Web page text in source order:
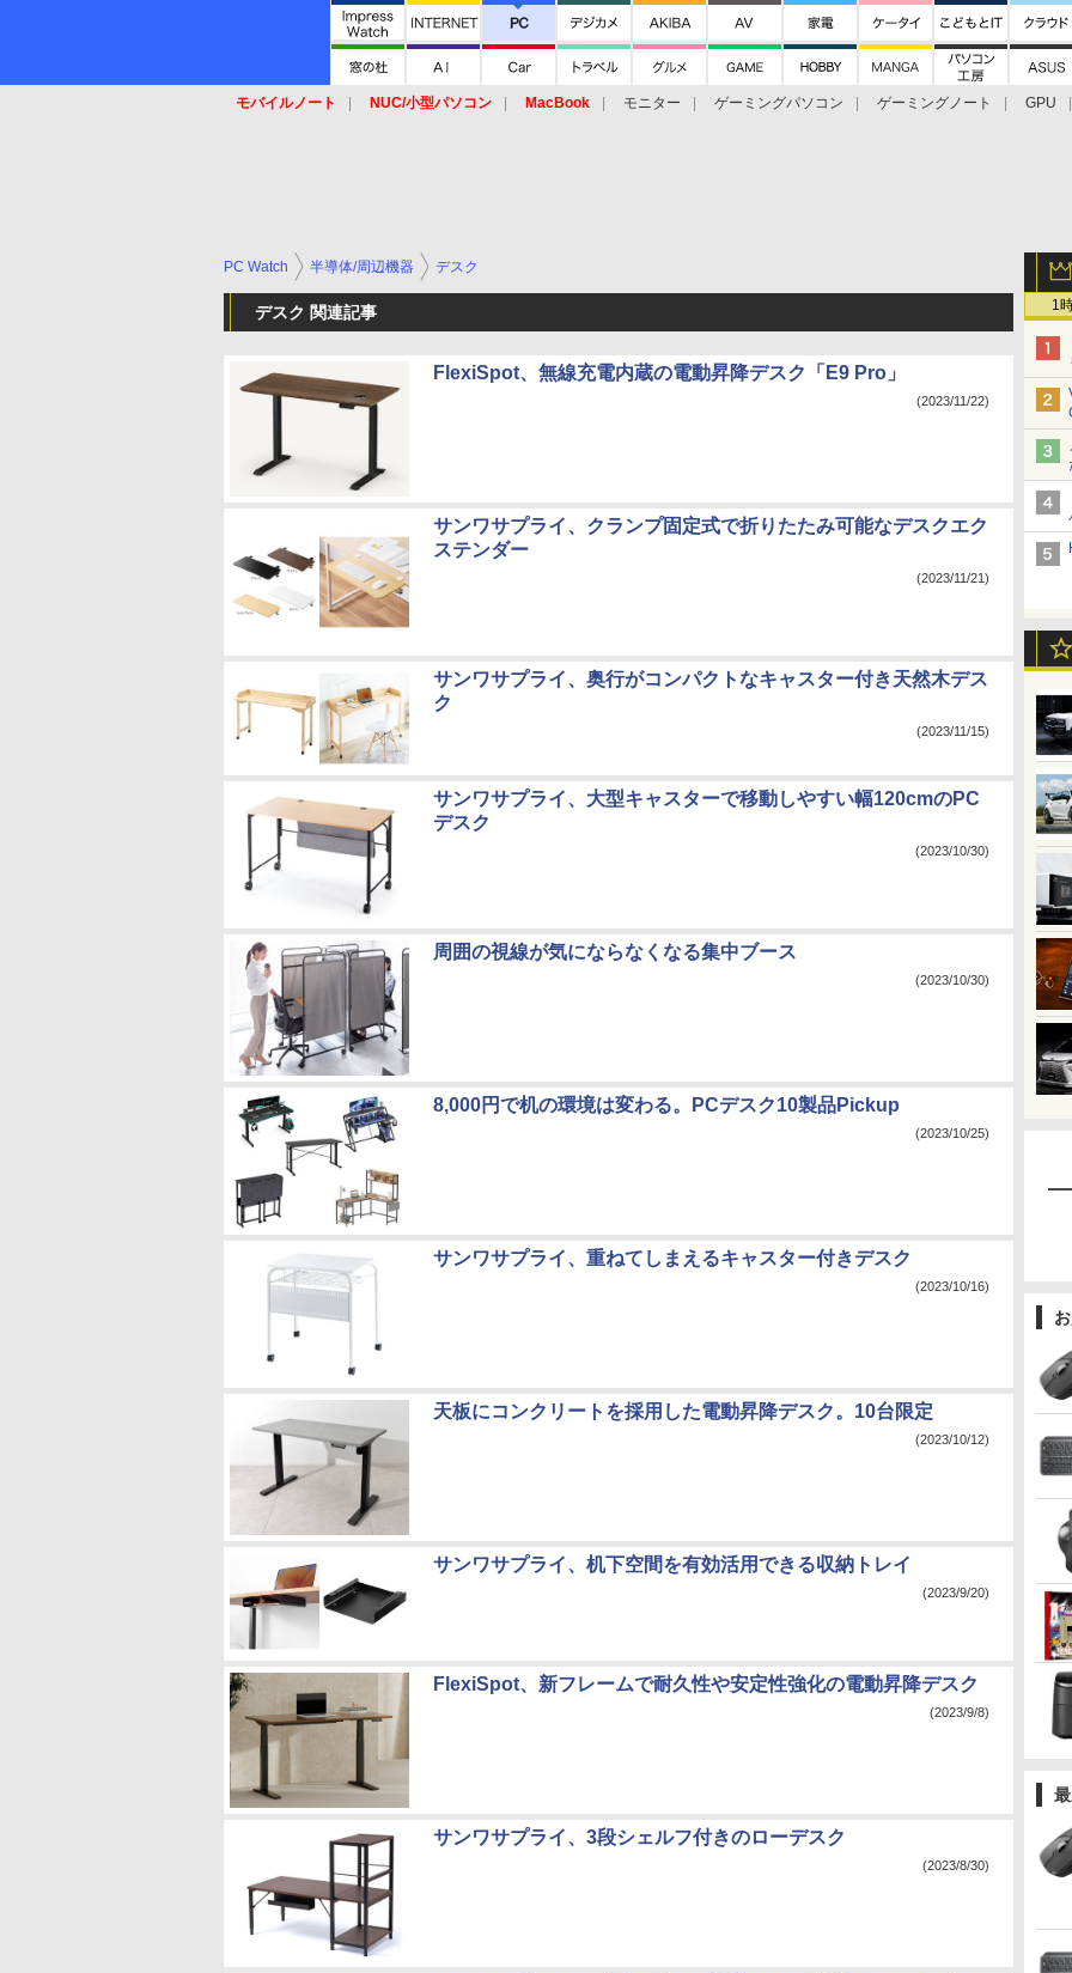
モバイルノート NUC/小型パソコン MacBook モニター ゲーミングパソコン ゲーミングノート
GPU
1
PC Watch 半導体/周辺機器 デスク
デスク 関連記事
FlexiSpot、無線充電内蔵の電動昇降デスク「E9 Pro」
(2023/11/22)
サンワサプライ、クランプ固定式で折りたたみ可能なデスクエク
ステンダー
(2023/11/21)
サンワサプライ、奥行がコンパクトなキャスター付き天然木デス
ク
(2023/11/15)
サンワサプライ、大型キャスターで移動しやすい幅120cmのPC
デスク
(2023/10/30)
周囲の視線が気にならなくなる集中ブース
(2023/10/30)
8,000円で机の環境は変わる。PCデスク10製品Pickup
(2023/10/25)
サンワサプライ、重ねてしまえるキャスター付きデスク
(2023/10/16)
天板にコンクリートを採用した電動昇降デスク。10台限定
(2023/10/12)
サンワサプライ、机下空間を有効活用できる収納トレイ
(2023/9/20)
FlexiSpot、新フレームで耐久性や安定性強化の電動昇降デスク
(2023/9/8)
サンワサプライ、3段シェルフ付きのローデスク
(2023/8/30)